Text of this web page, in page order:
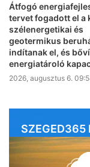
Átfogó
tervet fogadott el a
szélenergetikai és
geotermikus
indítanak el, és
energiatároló
2026, augusztus 6.
SZEGED365